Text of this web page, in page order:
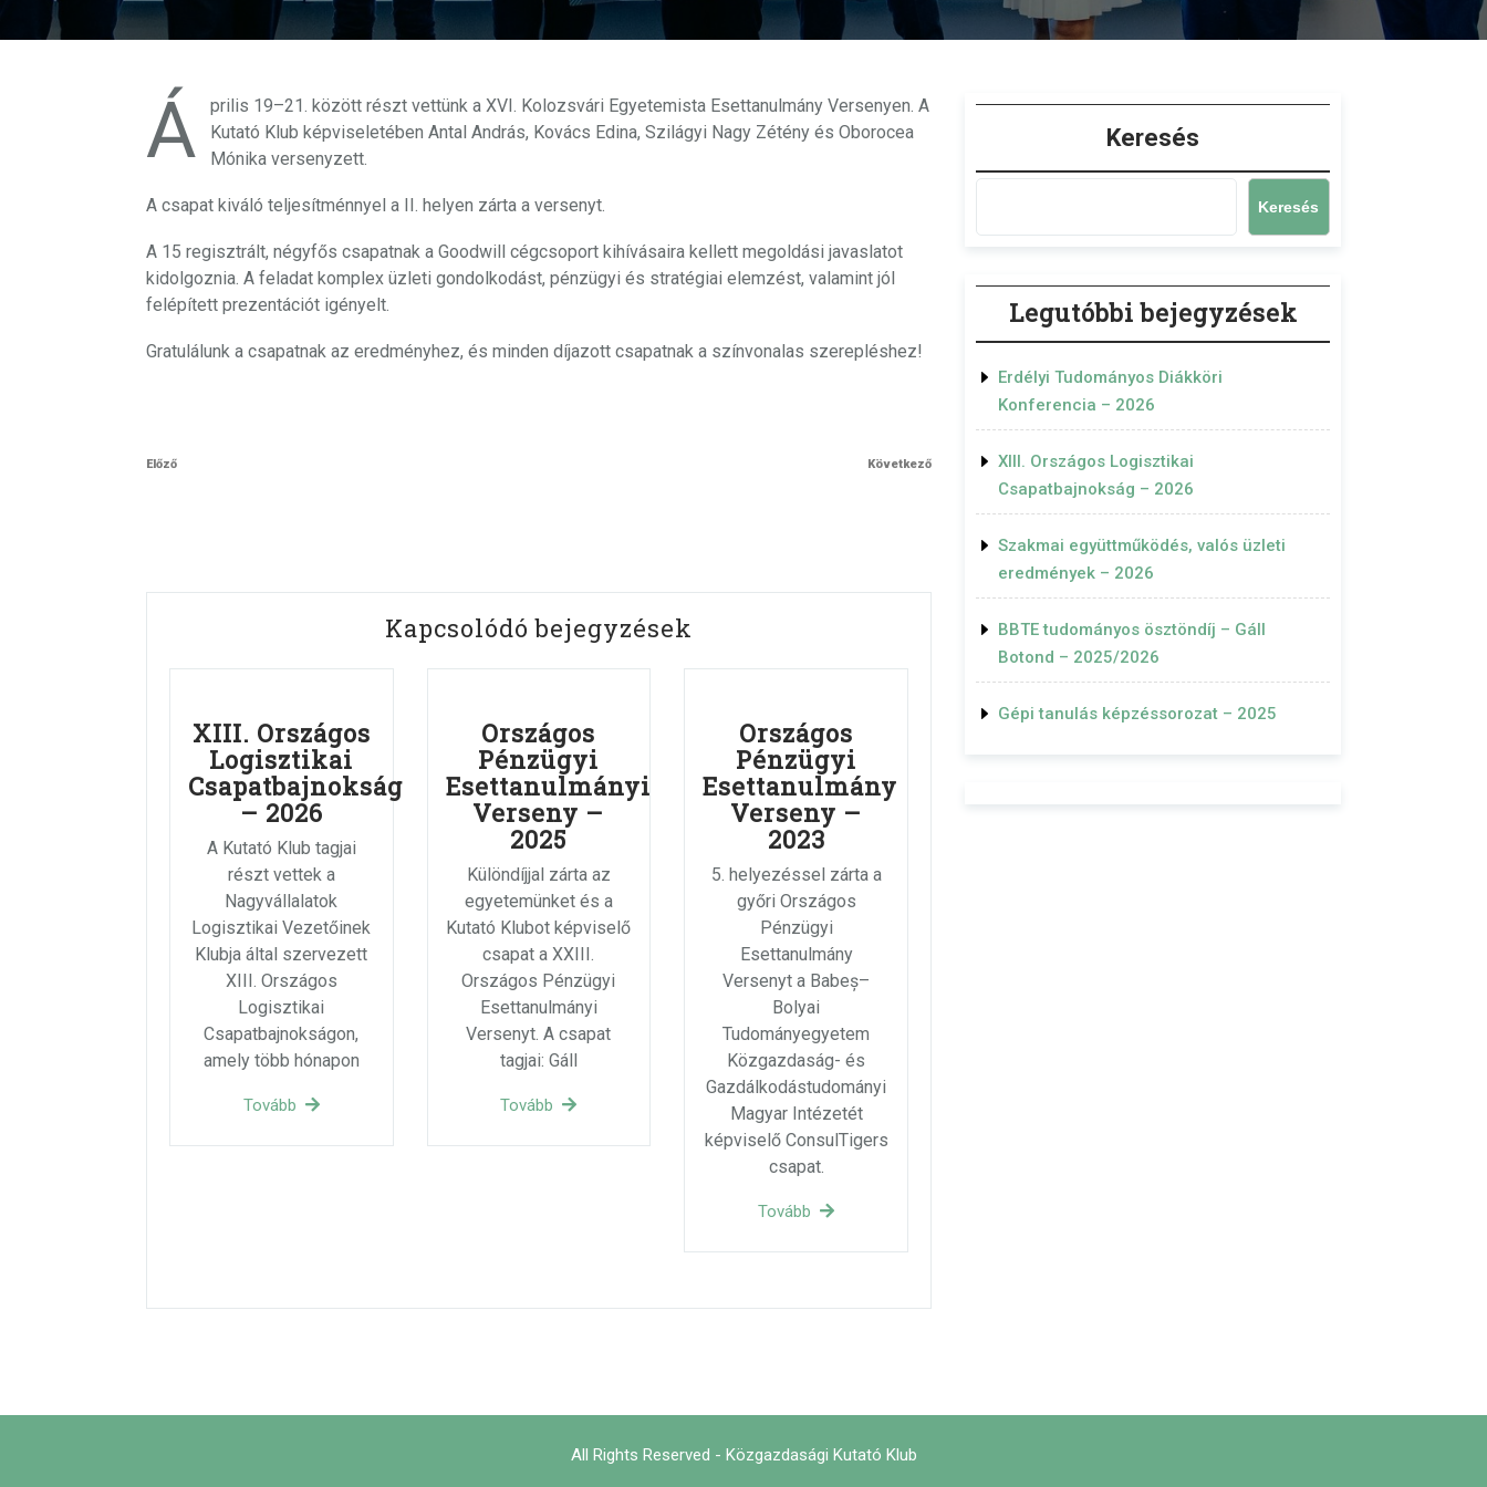
Á
prilis 19–21. között részt vettünk a XVI. Kolozsvári Egyetemista Esettanulmány Versenyen. A
Kutató Klub képviseletében Antal András, Kovács Edina, Szilágyi Nagy Zétény és Oborocea
Mónika versenyzett.
A csapat kiváló teljesítménnyel a II. helyen zárta a versenyt.
A 15 regisztrált, négyfős csapatnak a Goodwill cégcsoport kihívásaira kellett megoldási javaslatot
kidolgoznia. A feladat komplex üzleti gondolkodást, pénzügyi és stratégiai elemzést, valamint jól
felépített prezentációt igényelt.
Gratulálunk a csapatnak az eredményhez, és minden díjazott csapatnak a színvonalas szerepléshez!
Post
Previous
Előző
Next
Következő
Kapcsolódó bejegyzések
XIII. Országos
Logisztikai
Csapatbajnokság
– 2026
A Kutató Klub tagjai
részt vettek a
Nagyvállalatok
Logisztikai Vezetőinek
Klubja által szervezett
XIII. Országos
Logisztikai
Csapatbajnokságon,
amely több hónapon
Tovább
Országos
Pénzügyi
Esettanulmányi
Verseny –
2025
Különdíjjal zárta az
egyetemünket és a
Kutató Klubot képviselő
csapat a XXIII.
Országos Pénzügyi
Esettanulmányi
Versenyt. A csapat
tagjai: Gáll
Tovább
Országos
Pénzügyi
Esettanulmány
Verseny –
2023
5. helyezéssel zárta a
győri Országos
Pénzügyi
Esettanulmány
Versenyt a Babeș–
Bolyai
Tudományegyetem
Közgazdaság- és
Gazdálkodástudományi
Magyar Intézetét
képviselő ConsulTigers
csapat.
Tovább
Keresés
Keresés
Legutóbbi bejegyzések
Erdélyi Tudományos Diákköri
Konferencia – 2026
XIII. Országos Logisztikai
Csapatbajnokság – 2026
Szakmai együttműködés, valós üzleti
eredmények – 2026
BBTE tudományos ösztöndíj – Gáll
Botond – 2025/2026
Gépi tanulás képzéssorozat – 2025
All Rights Reserved - Közgazdasági Kutató Klub